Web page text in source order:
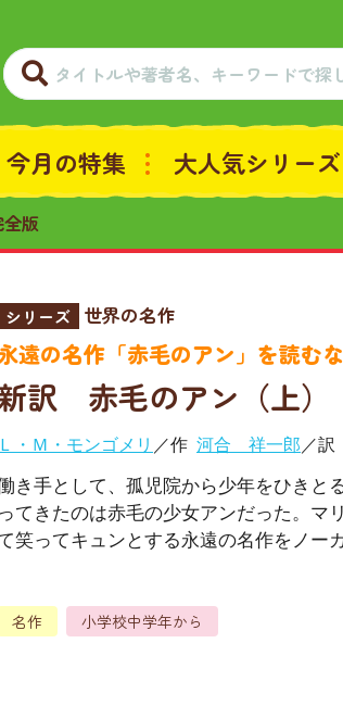
今月の特集 大人気シリーズ
版
シリーズ 世界の名作
遠の名作「赤毛のアン」を読む
訳 赤毛のアン（上
Ｌ・Ｍ・モンゴメリ ／作 河合 祥一郎 ／訳
き手として、孤児院から少年をひきと
ってきたのは赤毛の少女アンだった。
笑ってキュンとする永遠の名作をノー
名作 小学校中学年から